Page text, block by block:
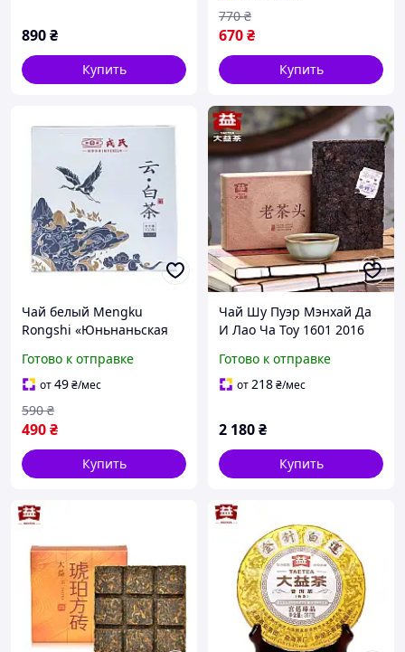
890₴
Купить
670₴
770 ₴
Купить
Чай белый Mengku
Rongshi «Юньнаньская
Готово к отправке
от49₴/мес
490₴
590 ₴
Купить
Чай Шу Пуэр Мэнхай Да
И Лао Ча Тоу 1601 2016
Готово к отправке
от218₴/мес
2 180₴
Купить